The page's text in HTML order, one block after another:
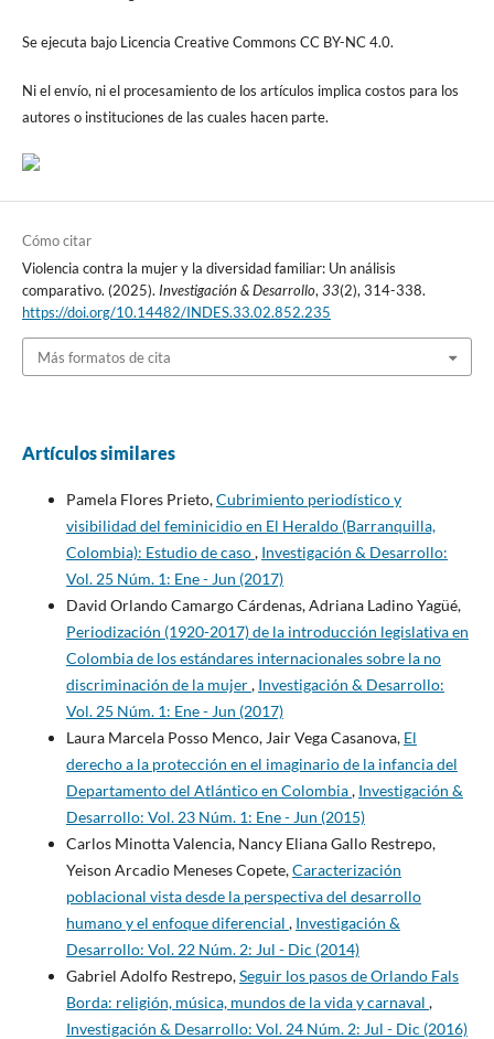
Se ejecuta bajo Licencia Creative Commons CC BY-NC 4.0.
Ni el envío, ni el procesamiento de los artículos implica costos para los
autores o instituciones de las cuales hacen parte.
Cómo citar
Violencia contra la mujer y la diversidad familiar: Un análisis
comparativo. (2025). Investigación & Desarrollo,33(2), 314-338.
https://doi.org/10.14482/INDES.33.02.852.235
Más formatos de cita
Artículos similares
Pamela Flores Prieto,Cubrimiento periodístico y
visibilidad del feminicidio en El Heraldo (Barranquilla,
Colombia): Estudio de caso, Investigación & Desarrollo:
Vol. 25 Núm. 1: Ene - Jun (2017)
David Orlando Camargo Cárdenas, Adriana Ladino Yagüé,
Periodización (1920-2017) de la introducción legislativa en
Colombia de los estándares internacionales sobre la no
discriminación de la mujer, Investigación & Desarrollo:
Vol. 25 Núm. 1: Ene - Jun (2017)
Laura Marcela Posso Menco, Jair Vega Casanova, El
derecho a la protección en el imaginario de la infancia del
Departamento del Atlántico en Colombia, Investigación &
Desarrollo: Vol. 23 Núm. 1: Ene - Jun (2015)
Carlos Minotta Valencia, Nancy Eliana Gallo Restrepo,
Yeison Arcadio Meneses Copete,Caracterización
poblacional vista desde la perspectiva del desarrollo
humano y el enfoque diferencial , Investigación &
Desarrollo: Vol. 22 Núm. 2: Jul - Dic (2014)
Gabriel Adolfo Restrepo,Seguir los pasos de Orlando Fals
Borda: religión, música, mundos de la vida y carnaval ,
Investigación & Desarrollo: Vol. 24 Núm. 2: Jul - Dic (2016)